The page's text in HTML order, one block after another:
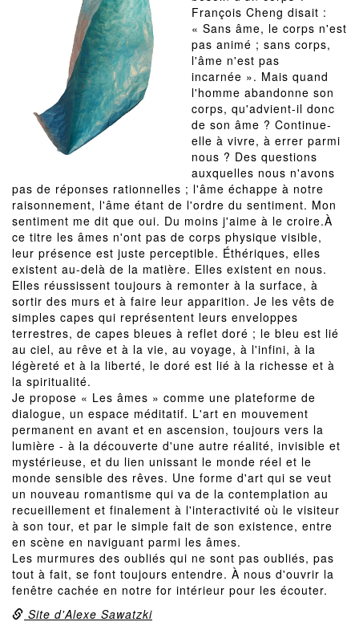
François Cheng disait :
« Sans âme, le corps n'est
pas animé ; sans corps,
l'âme n'est pas
incarnée ». Mais quand
l'homme abandonne son
corps, qu'advient-il donc
de son âme ? Continue-
elle à vivre, à errer parmi
nous ? Des questions
auxquelles nous n'avons
pas de réponses rationnelles ; l'âme échappe à notre
raisonnement, l'âme étant de l'ordre du sentiment. Mon
sentiment me dit que oui. Du moins j'aime à le croire.À
ce titre les âmes n'ont pas de corps physique visible,
leur présence est juste perceptible. Éthériques, elles
existent au-delà de la matière. Elles existent en nous.
Elles réussissent toujours à remonter à la surface, à
sortir des murs et à faire leur apparition. Je les vêts de
simples capes qui représentent leurs enveloppes
terrestres, de capes bleues à reflet doré ; le bleu est lié
au ciel, au rêve et à la vie, au voyage, à l'infini, à la
légèreté et à la liberté, le doré est lié à la richesse et à
la spiritualité.
Je propose « Les âmes » comme une plateforme de
dialogue, un espace méditatif. L'art en mouvement
permanent en avant et en ascension, toujours vers la
lumière - à la découverte d'une autre réalité, invisible et
mystérieuse, et du lien unissant le monde réel et le
monde sensible des rêves. Une forme d'art qui se veut
un nouveau romantisme qui va de la contemplation au
recueillement et finalement à l'interactivité où le visiteur
à son tour, et par le simple fait de son existence, entre
en scène en naviguant parmi les âmes.
Les murmures des oubliés qui ne sont pas oubliés, pas
tout à fait, se font toujours entendre. À nous d'ouvrir la
fenêtre cachée en notre for intérieur pour les écouter.
Site d'Alexe Sawatzki